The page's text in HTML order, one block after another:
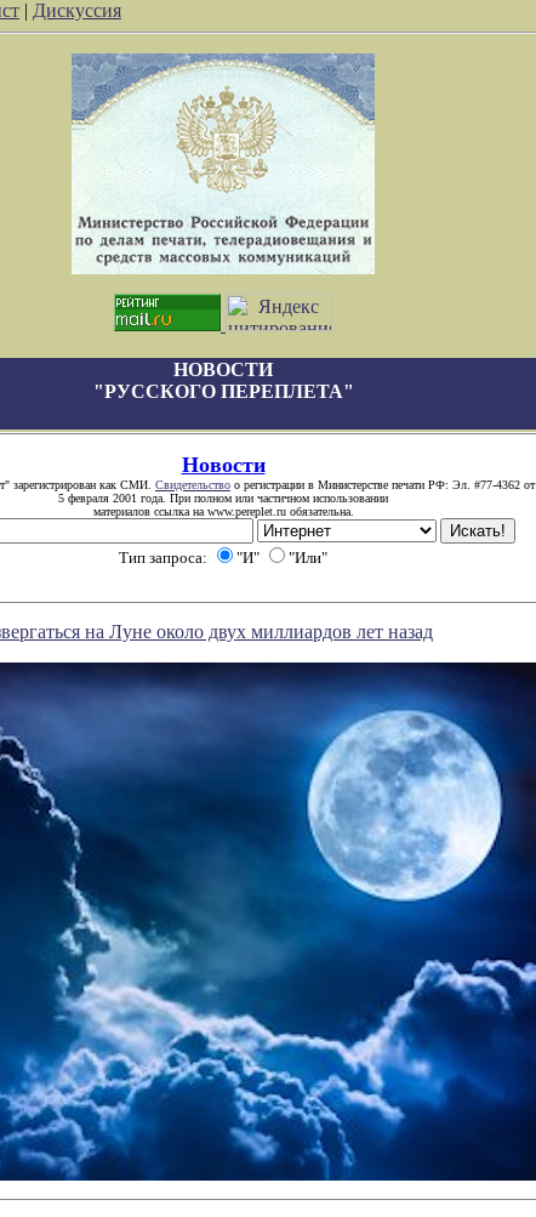
| Дискуссия
НОВОСТИ
"РУССКОГО ПЕРЕПЛЕТА"
Новости
зарегистрирован как СМИ. Свидетельство о регистрации в Министерстве печати РФ: Эл. #77-4362 от
5 февраля 2001 года. При полном или частичном использовании
материалов ссылка на www.pereplet.ru обязательна.
Тип запроса: "И" "Или"
на Луне около двух миллиардов лет назад